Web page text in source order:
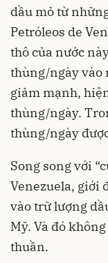
dầu mỏ từ
Petróleos de
thô của nước
thùng/ngày vào
giảm mạnh,
thùng/ngày.
thùng/ngày
Song song với
Venezuela, giới
vào trữ lượng
Mỹ. Và đó
thuần.